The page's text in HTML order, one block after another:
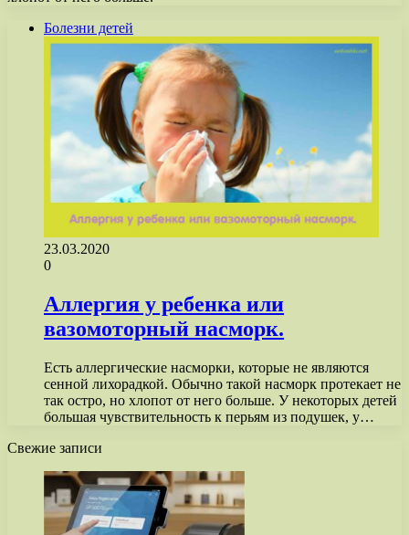
Болезни детей
23.03.2020
0
Аллергия у ребенка или
вазомоторный насморк.
Есть аллергические насморки, которые не являются
сенной лихорадкой. Обычно такой насморк протекает не
так остро, но хлопот от него больше. У некоторых детей
большая чувствительность к перьям из подушек, у…
Свежие записи